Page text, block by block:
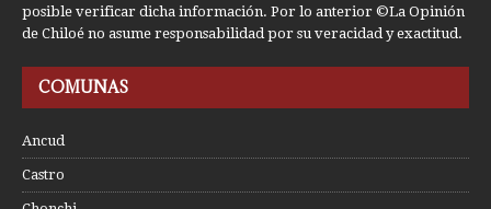
posible verificar dicha información. Por lo anterior ©La Opinión
de Chiloé no asume responsabilidad por su veracidad y exactitud.
COMUNAS
Ancud
Castro